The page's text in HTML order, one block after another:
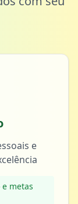
e
metas